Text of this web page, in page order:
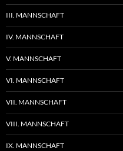
III. MANNSCHAFT
IV. MANNSCHAFT
V. MANNSCHAFT
VI. MANNSCHAFT
VII. MANNSCHAFT
VIII. MANNSCHAFT
IX. MANNSCHAFT